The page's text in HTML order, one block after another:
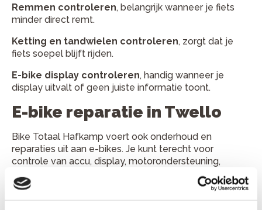
Remmen controleren, belangrijk wanneer je fiets
minder direct remt.
Ketting en tandwielen controleren, zorgt dat je
fiets soepel blijft rijden.
E-bike display controleren, handig wanneer je
display uitvalt of geen juiste informatie toont.
E-bike reparatie in Twello
Bike Totaal Hafkamp voert ook onderhoud en
reparaties uit aan e-bikes. Je kunt terecht voor
controle van accu, display, motorondersteuning,
aandrijving en remmen. Ook wanneer je e-bike minder
ondersteuning geeft of een storing toont, kan de
werkplaats je verder helpen.